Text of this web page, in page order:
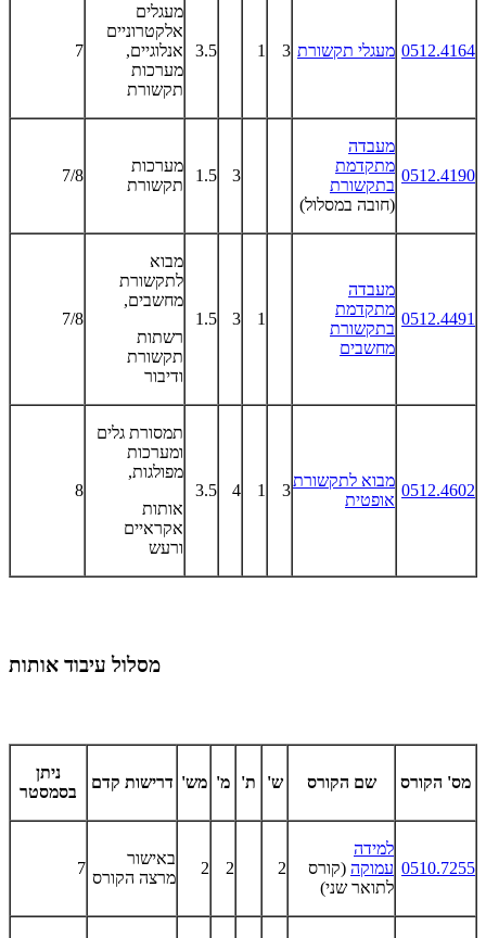
0512.4164 מעגלי תקשורת 3
1
3.5
מעגלים
אלקטרוניים
אנלוגיים,
מערכות
תקשורת
7
0512.4190
מעבדה
מתקדמת
בתקשורת
(חובה במסלול)
3
1.5
מערכות
תקשורת
7/8
0512.4491
מעבדה
מתקדמת
בתקשורת
מחשבים
1
3
1.5
מבוא
לתקשורת
מחשבים,
רשתות
תקשורת
ודיבור
7/8
0512.4602
מבוא לתקשורת
אופטית
3
1
4
3.5
תמסורת גלים
ומערכות
מפולגות,
אותות
אקראיים
ורעש
8
מסלול עיבוד אותות
מס' הקורס שם הקורס ש' ת' מ' מש' דרישות קדם
ניתן
בסמסטר
0510.7255
למידה
עמוקה (קורס
לתואר שני)
2
2
2
באישור
מרצה הקורס
7